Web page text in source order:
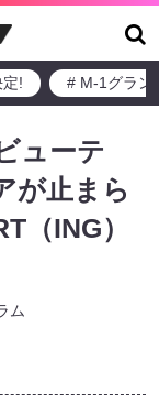
! # M-1グラン
ューテ
が止まら
（ING）
ム